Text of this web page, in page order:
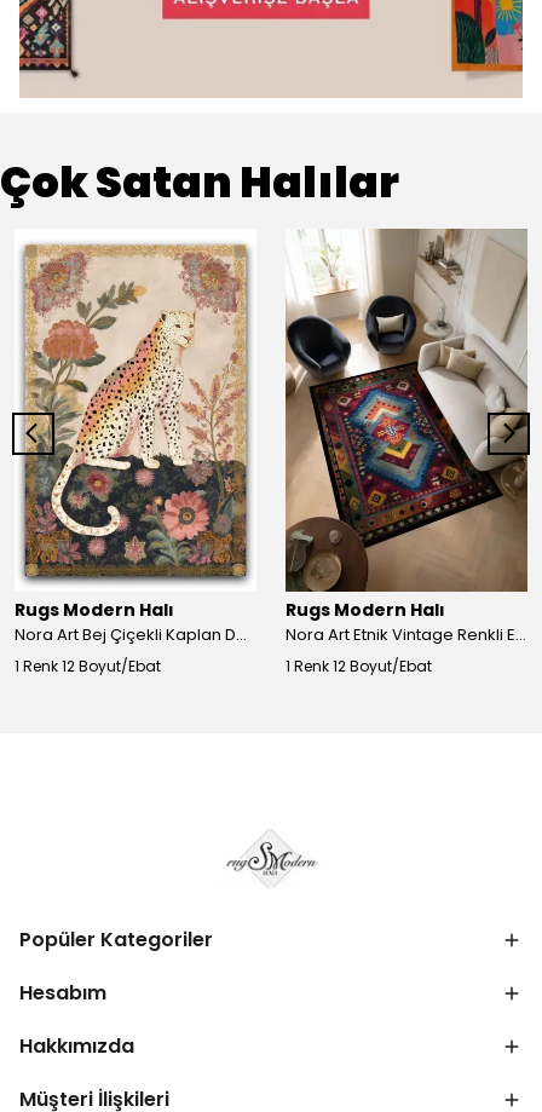
Çok Satan Halılar
Rugs Modern Halı
Nora Art Bej Çiçekli Kaplan Desenli Dokuma Taban Dekoratif Salon Halısı 61
1 Renk 12 Boyut/Ebat
Rugs Modern Halı
Nora Art Etnik Vintage Renkli Eskitme Dokuma Taban Dekoratif Salon Halısı 63
1 Renk 12 Boyut/Ebat
Popüler Kategoriler
Hesabım
Hakkımızda
Müşteri İlişkileri